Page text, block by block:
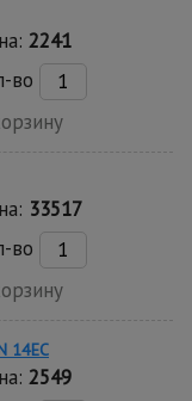
2241
во
33517
во
14EC
2549